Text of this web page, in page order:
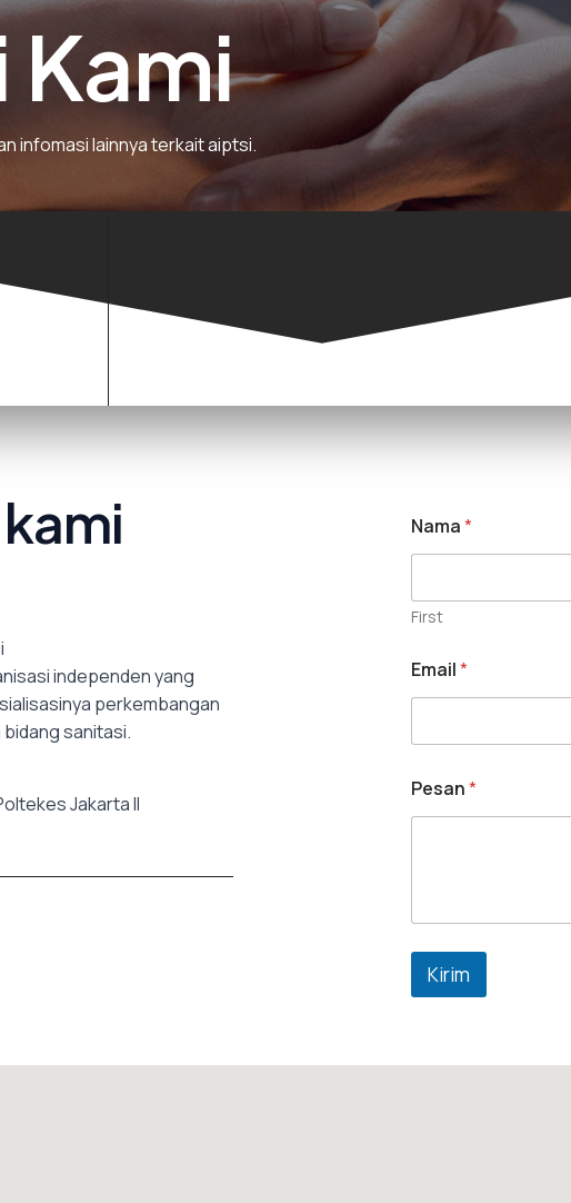
Kami
infomasi lainnya terkait aiptsi.
independen yang
perkembangan
sanitasi.
Jakarta II
Nama*
First
Email*
Pesan*
Kirim